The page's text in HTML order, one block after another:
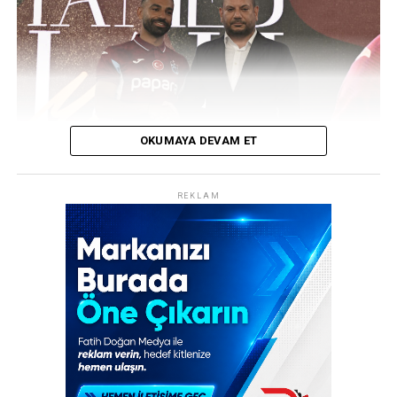
yarıda siyah-beyazlılar için işler hiç beklenmedik bir hal
aldı.
Trabzonspor, transfer tarihinin en ses getiren
hamlelerinden birine imza attı! Bordo-mavili kulüp,
Mısırlı yıldız futbolcu Muhammed Salah’ı resmen
kadrosuna katarak dünya spor gündemine bomba gibi
düştü. Şenol Güneş Spor Kompleksi’nde düzenlenen
görkemli imza töreninde yaklaşık 30 bin taraftar, yeni
transferlerini coşkuyla karşıladı.
30 Bin Kişilik Coşku: “Allah Allah Allah,
OKUMAYA DEVAM ET
REKLAM